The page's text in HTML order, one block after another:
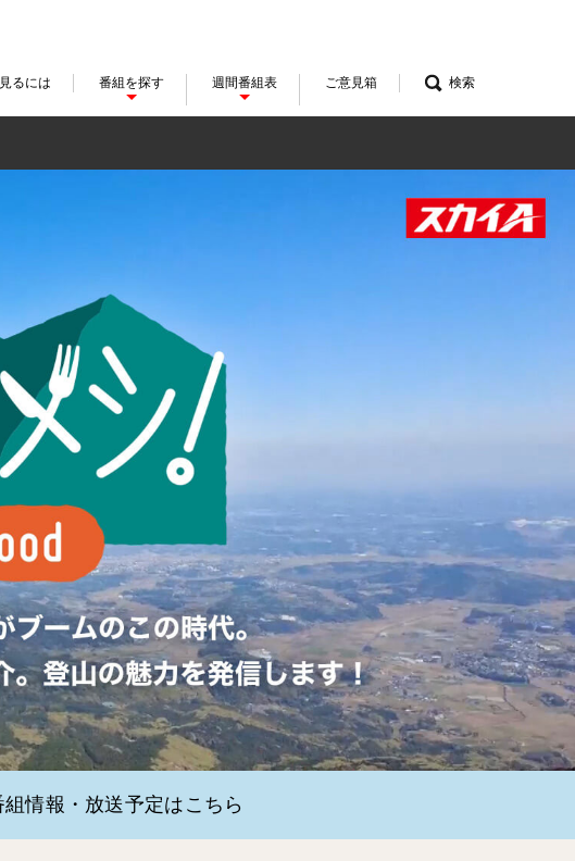
るには 番組を探す 週間番組表 ご意見箱 検索
組情報・放送予定はこちら